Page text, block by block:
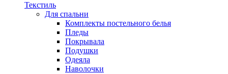
Текстиль
Для спальни
Комплекты постельного белья
Пледы
Покрывала
Подушки
Одеяла
Наволочки